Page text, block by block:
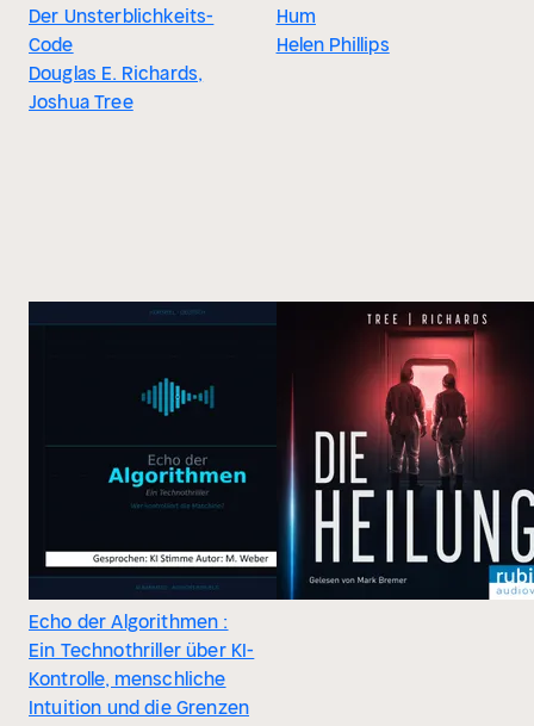
Der Unsterblichkeits-
Code
Douglas E. Richards,
Joshua Tree
Hum
Helen Phillips
Echo der Algorithmen :
Ein Technothriller über KI-
Kontrolle, menschliche
Intuition und die Grenzen